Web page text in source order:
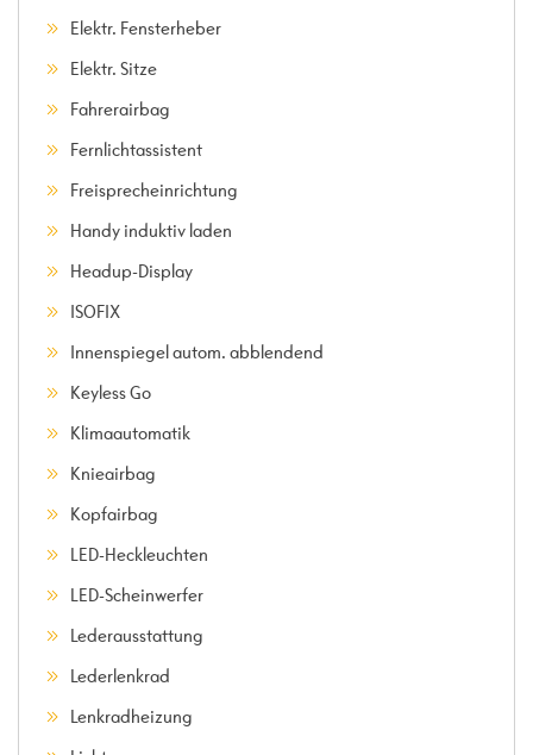
Elektr. Fensterheber
Elektr. Sitze
Fahrerairbag
Fernlichtassistent
Freisprecheinrichtung
Handy induktiv laden
Headup-Display
ISOFIX
Innenspiegel autom. abblendend
Keyless Go
Klimaautomatik
Knieairbag
Kopfairbag
LED-Heckleuchten
LED-Scheinwerfer
Lederausstattung
Lederlenkrad
Lenkradheizung